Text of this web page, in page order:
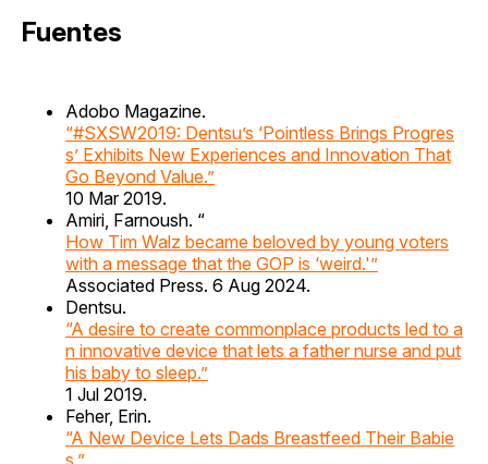
Fuentes
Adobo Magazine.
“#SXSW2019: Dentsu’s ‘Pointless Brings Progres
s’ Exhibits New Experiences and Innovation That
Go Beyond Value.”
10 Mar 2019.
Amiri, Farnoush. “
How Tim Walz became beloved by young voters
with a message that the GOP is ‘weird.'”
Associated Press. 6 Aug 2024.
Dentsu.
“A desire to create commonplace products led to a
n innovative device that lets a father nurse and put
his baby to sleep.”
1 Jul 2019.
Feher, Erin.
“A New Device Lets Dads Breastfeed Their Babie
s.”